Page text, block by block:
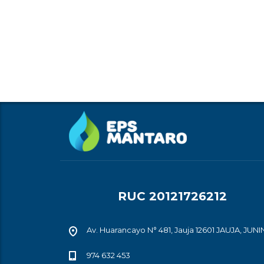
RUC 20121726212
Av. Huarancayo N° 481, Jauja 12601 JAUJA,
974 632 453